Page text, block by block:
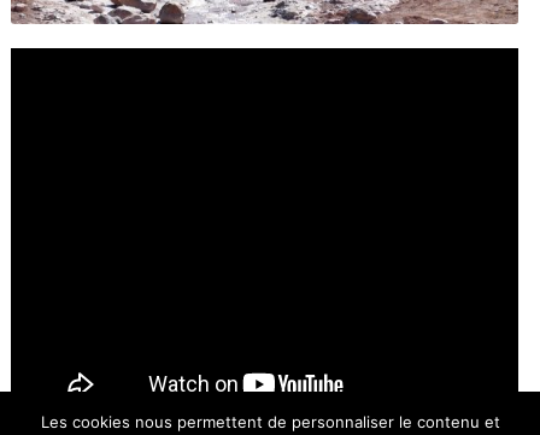
Les cookies nous permettent de personnaliser le contenu et